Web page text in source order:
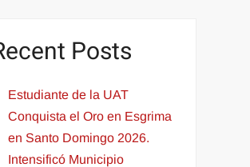
Posts
Estudiante de la UAT
Conquista el Oro en Esgrima
en Santo Domingo 2026.
Intensificó Municipio